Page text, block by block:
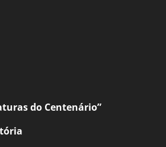
do Centenário”